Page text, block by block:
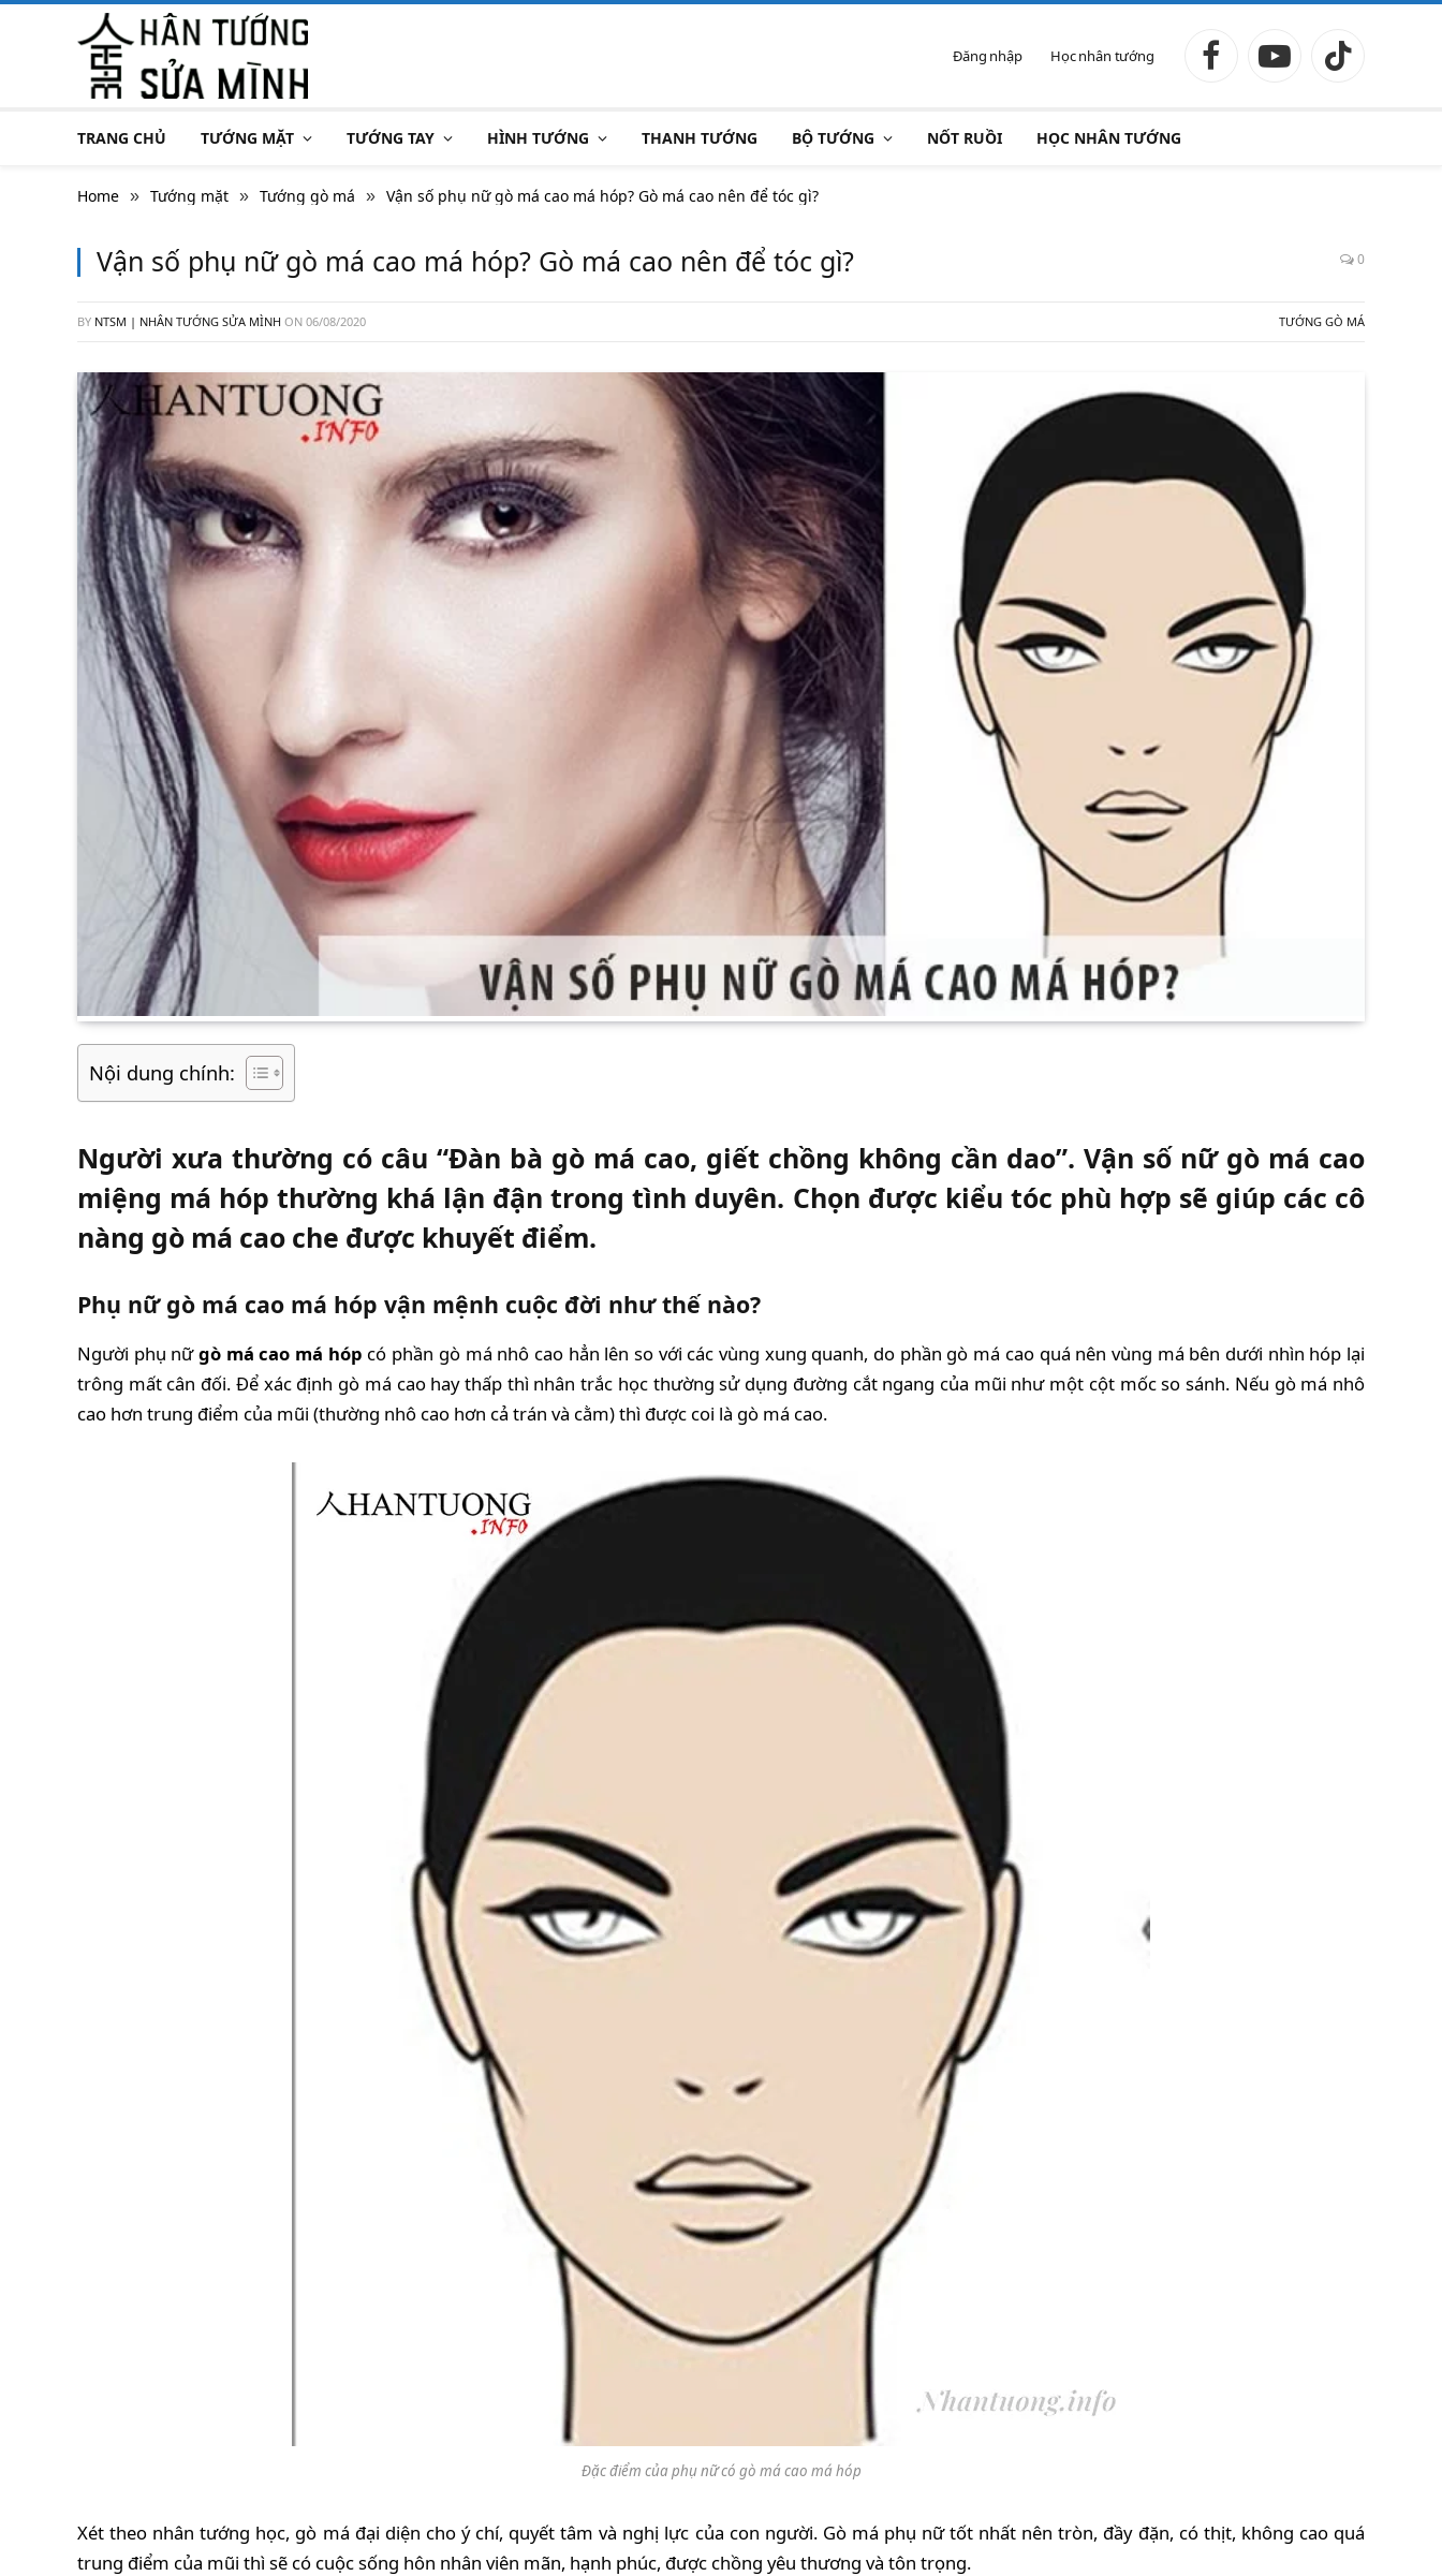
Đăng nhập Học nhân tướng FacebookYouTubeTikTok
TRANG CHỦ TƯỚNG MẶT TƯỚNG TAY HÌNH TƯỚNG THANH TƯỚNG BỘ TƯỚNG NỐT RUỒI HỌC NHÂN TƯỚNG
Home » Tướng mặt » Tướng gò má » Vận số phụ nữ gò má cao má hóp? Gò má cao nên để tóc gì?
Vận số phụ nữ gò má cao má hóp? Gò má cao nên để tóc gì? 0
BY NTSM | NHÂN TƯỚNG SỬA MÌNH ON 06/08/2020 TƯỚNG GÒ MÁ
Nội dung chính:
Người xưa thường có câu “Đàn bà gò má cao, giết chồng không cần dao”. Vận số nữ gò má cao
miệng má hóp thường khá lận đận trong tình duyên. Chọn được kiểu tóc phù hợp sẽ giúp các cô
nàng gò má cao che được khuyết điểm.
Phụ nữ gò má cao má hóp vận mệnh cuộc đời như thế nào?
Người phụ nữgò má cao má hóp có phần gò má nhô cao hẳn lên so với các vùng xung quanh, do phần gò má cao quá nên vùng má bên dưới nhìn hóp lại
trông mất cân đối. Để xác định gò má cao hay thấp thì nhân trắc học thường sử dụng đường cắt ngang của mũi như một cột mốc so sánh. Nếu gò má nhô
cao hơn trung điểm của mũi (thường nhô cao hơn cả trán và cằm) thì được coi là gò má cao.
Đặc điểm của phụ nữ có gò má cao má hóp
Xét theo nhân tướng học, gò má đại diện cho ý chí, quyết tâm và nghị lực của con người. Gò má phụ nữ tốt nhất nên tròn, đầy đặn, có thịt, không cao quá
trung điểm của mũi thì sẽ có cuộc sống hôn nhân viên mãn, hạnh phúc, được chồng yêu thương và tôn trọng.